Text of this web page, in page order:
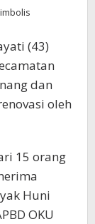
(43)
dan
oleh
15 orang
Huni
OKU